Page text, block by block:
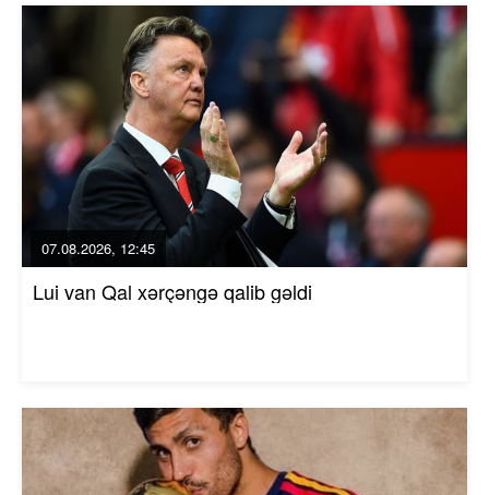
07.08.2026, 12:45
Lui van Qal xərçəngə qalib gəldi